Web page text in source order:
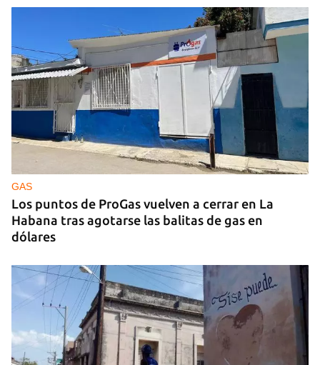
GAS
Los puntos de ProGas vuelven a cerrar en La
Habana tras agotarse las balitas de gas en
dólares